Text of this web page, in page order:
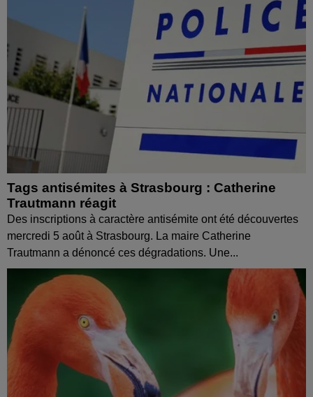
Tags antisémites à Strasbourg : Catherine
Trautmann réagit
Des inscriptions à caractère antisémite ont été découvertes
mercredi 5 août à Strasbourg. La maire Catherine
Trautmann a dénoncé ces dégradations. Une...